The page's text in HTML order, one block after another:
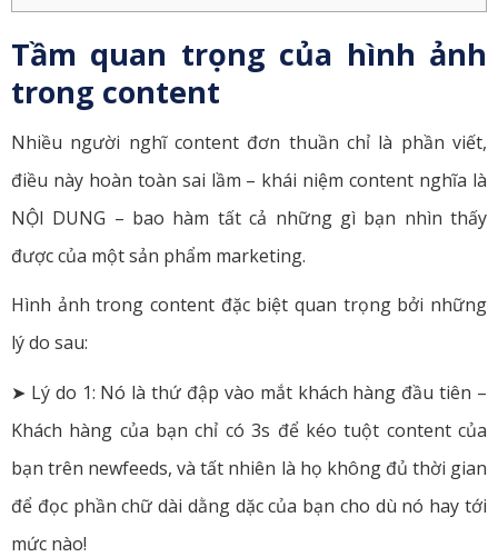
Tầm quan trọng của hình ảnh
trong content
Nhiều người nghĩ content đơn thuần chỉ là phần viết,
điều này hoàn toàn sai lầm – khái niệm content nghĩa là
NỘI DUNG – bao hàm tất cả những gì bạn nhìn thấy
được của một sản phẩm marketing.
Hình ảnh trong content đặc biệt quan trọng bởi những
lý do sau:
➤ Lý do 1: Nó là thứ đập vào mắt khách hàng đầu tiên –
Khách hàng của bạn chỉ có 3s để kéo tuột content của
bạn trên newfeeds, và tất nhiên là họ không đủ thời gian
để đọc phần chữ dài dằng dặc của bạn cho dù nó hay tới
mức nào!